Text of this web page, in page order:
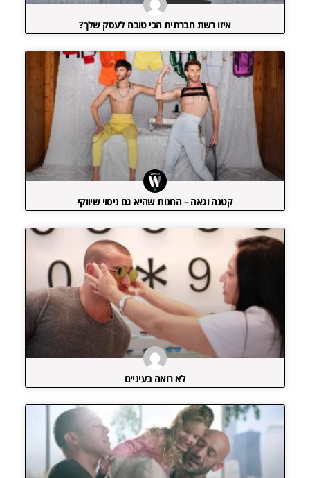
איזו רשת חברתית הכי טובה לעסק שלך?
קטנה וגאה – החנות שהיא גם ניסוי שיווקי
לא רואה בעיניים